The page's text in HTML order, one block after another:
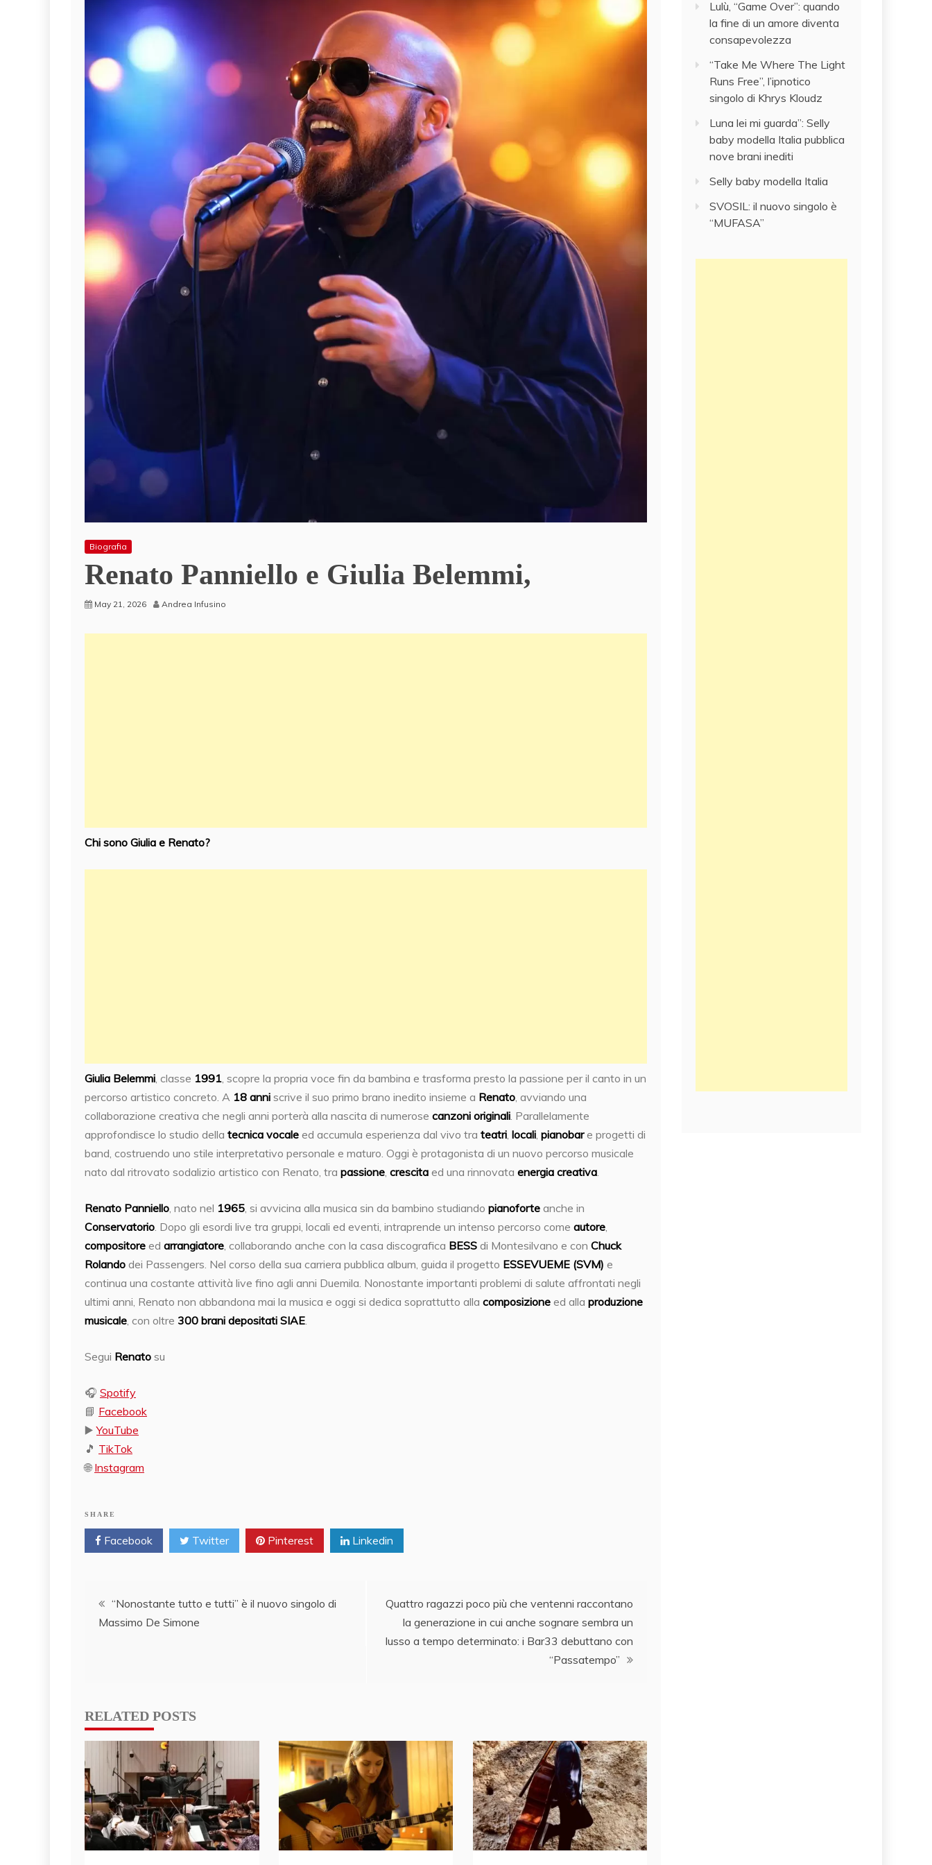
Biografia
Renato Panniello e Giulia Belemmi,
May 21, 2026 Andrea Infusino
Chi sono Giulia e Renato?
Giulia Belemmi, classe 1991, scopre la propria voce fin da bambina e trasforma presto la passione per il canto in un
percorso artistico concreto. A 18 anni scrive il suo primo brano inedito insieme a Renato, avviando una
collaborazione creativa che negli anni porterà alla nascita di numerose canzoni originali. Parallelamente
approfondisce lo studio della tecnica vocale ed accumula esperienza dal vivo tra teatri, locali, pianobare progetti di
band, costruendo uno stile interpretativo personale e maturo. Oggi è protagonista di un nuovo percorso musicale
nato dal ritrovato sodalizio artistico con Renato, tra passione, crescita ed una rinnovata energia creativa.
Renato Panniello, nato nel 1965, si avvicina alla musica sin da bambino studiando pianoforte anche in
Conservatorio. Dopo gli esordi live tra gruppi, locali ed eventi, intraprende un intenso percorso come autore,
compositore ed arrangiatore, collaborando anche con la casa discografica BESS di Montesilvano e con Chuck
Rolando dei Passengers. Nel corso della sua carriera pubblica album, guida il progetto ESSEVUEME (SVM) e
continua una costante attività live fino agli anni Duemila. Nonostante importanti problemi di salute affrontati negli
ultimi anni, Renato non abbandona mai la musica e oggi si dedica soprattutto alla composizione ed alla produzione
musicale, con oltre 300 brani depositati SIAE.
Segui Renato su
🎧 Spotify
📘 Facebook
▶️ YouTube
🎵 TikTok
🌐 Instagram
SHARE
Facebook Twitter Pinterest Linkedin
Post“Nonostante tutto e tutti” è il nuovo singolo di
Massimo De Simone
Quattro ragazzi poco più che ventenni raccontano
la generazione in cui anche sognare sembra un
lusso a tempo determinato: i Bar33 debuttano con
“Passatempo”
RELATED POSTS
Lulù, “Game Over”: quando
la fine di un amore diventa
consapevolezza
“Take Me Where The Light
Runs Free”, l’ipnotico
singolo di Khrys Kloudz
Luna lei mi guarda”: Selly
baby modella Italia pubblica
nove brani inediti
Selly baby modella Italia
SVOSIL: il nuovo singolo è
“MUFASA”